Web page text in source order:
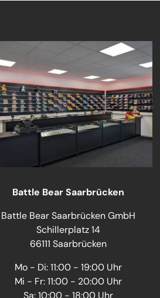
Battle Bear Saarbrücken
Battle Bear Saarbrücken GmbH
Schillerplatz 14
66111 Saarbrücken
Mo - Di: 11:00 - 19:00 Uhr
Mi - Fr: 11:00 - 20:00 Uhr
Sa: 10:00 - 18:00 Uhr